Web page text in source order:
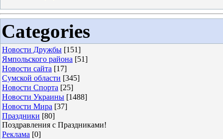
Categories
Новости Дружбы [151]
Ямпольского района [51]
Новости сайта [17]
Сумской области [345]
Новости Спорта [25]
Новости Украины [1488]
Новости Мира [37]
Праздники [80]
Поздравления с Праздниками!
Реклама [0]